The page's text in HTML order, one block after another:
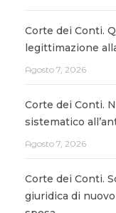
Corte dei Conti.
legittimazione
Agosto 7, 2026
Corte dei Conti.
sistematico
Agosto 7, 2026
Corte dei Conti.
giuridica di